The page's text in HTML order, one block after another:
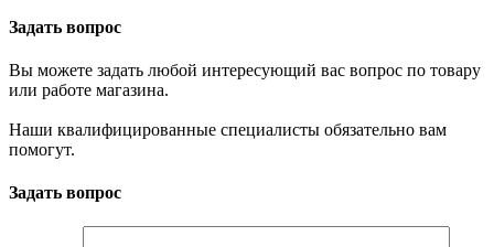
Задать вопрос
Вы можете задать любой интересующий вас вопрос по товару
или работе магазина.
Наши квалифицированные специалисты обязательно вам
помогут.
Задать вопрос